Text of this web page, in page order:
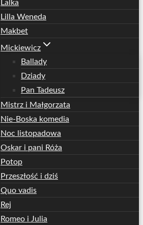
Lalka
Lilla Weneda
Makbet
Mickiewicz
Ballady
Dziady
Pan Tadeusz
Mistrz i Małgorzata
Nie-Boska komedia
Noc listopadowa
Oskar i pani Róża
Potop
Przeszłość i dziś
Quo vadis
Rej
Romeo i Julia